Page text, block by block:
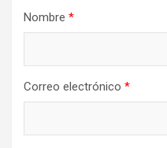
Nombre *
Correo electrónico *